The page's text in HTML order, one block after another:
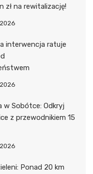
zł na rewitalizację!
interwencja ratuje
w Sobótce: Odkryj
z przewodnikiem 15
Ponad 20 km